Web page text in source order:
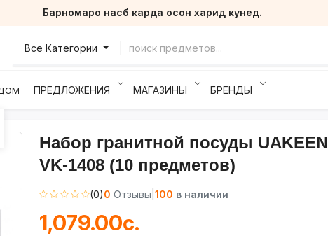
Барномаро насб карда осон харид кунед.
Все Категории
ПРЕДЛОЖЕНИЯ МАГАЗИНЫ БРЕНДЫ
Набор гранитной посуды UAKEEN
VK-1408 (10 предметов)
(0)0 Отзывы 100 в наличии
1,079.00с.